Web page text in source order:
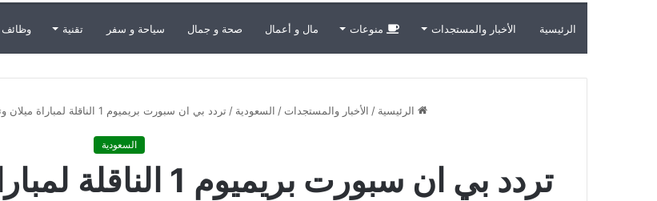
الرئيسية الأخبار والمستجدات منوعات مال و أعمال صحة و جمال سياحة و سفر تقنية وظائف
الرئيسية / الأخبار والمستجدات / السعودية / تردد بي ان سبورت بريميوم 1 الناقلة لمباراة ميلان وتشيلسي اليوم في دوري ابطال أوروبا 2022
السعودية
تردد بي ان سبورت